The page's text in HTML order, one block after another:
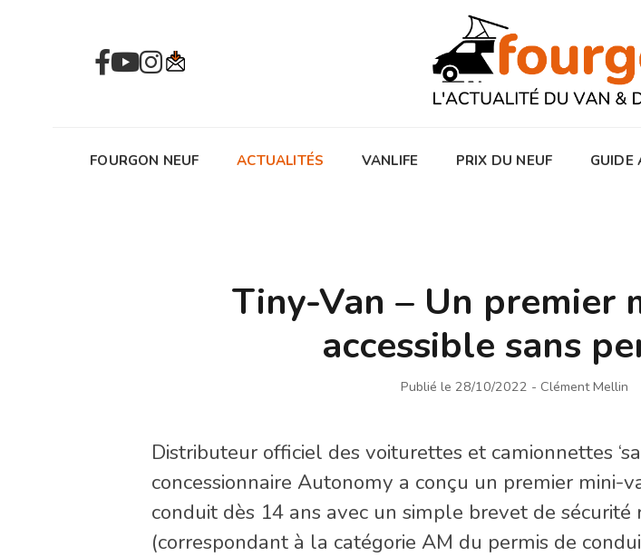
FOURGON NEUF ACTUALITÉS VANLIFE PRIX DU NEUF GUIDE
Tiny-Van – Un premier
accessible sans
Publié le 28/10/2022 - Clément Mellin
Distributeur officiel des voiturettes et camionnettes
concessionnaire Autonomy a conçu un premier mini-
conduit dès 14 ans avec un simple brevet de sécurité
(correspondant à la catégorie AM du permis de